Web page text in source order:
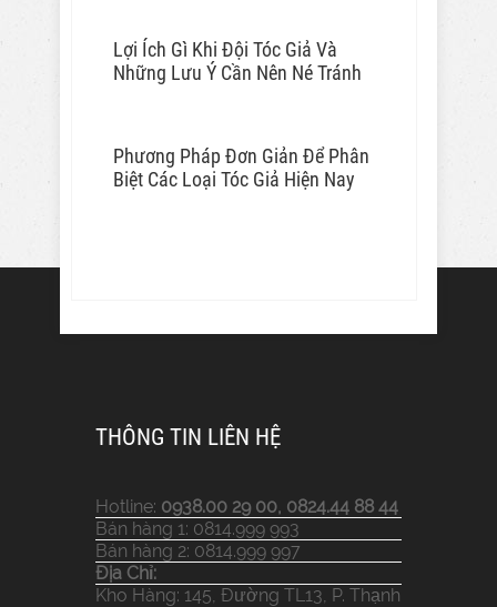
Lợi Ích Gì Khi Đội Tóc Giả Và
Những Lưu Ý Cần Nên Né Tránh
Phương Pháp Đơn Giản Để Phân
Biệt Các Loại Tóc Giả Hiện Nay
THÔNG TIN LIÊN HỆ
Hotline: 0938.00 29 00, 0824.44 88 44
Bán hàng 1: 0814.999 993
Bán hàng 2: 0814.999 997
Địa Chỉ:
Kho Hàng: 145, Đường TL13, P. Thạnh